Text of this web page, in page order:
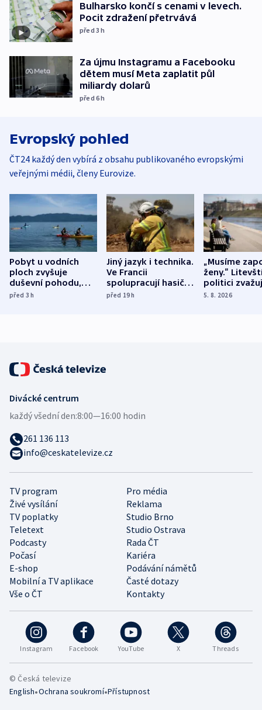
Bulharsko končí s cenami v levech.
Pocit zdražení přetrvává
před 3h
Za újmu Instagramu a Facebooku
dětem musí Meta zaplatit půl
miliardy dolarů
před 6h
Evropský pohled
ČT24 každý den vybírá z obsahu publikovaného evropskými
veřejnými médii, členy Eurovize.
Pobyt u vodních
ploch zvyšuje
duševní pohodu,
ukázala
před 3h
Jiný jazyk i technika.
Ve Francii
spolupracují hasiči z
různých zemí
před 19h
„Musíme
ženy.“
politici
dohodu o
5. 8. 2026
Instagram Facebook YouTube X Threads
TV program
Pro média
Živé vysílání
Reklama
TV poplatky
Studio Brno
Teletext
Studio Ostrava
Podcasty
Rada ČT
Počasí
Kariéra
E-shop
Podávání námětů
Mobilní a TV aplikace
Časté dotazy
Vše o ČT
Kontakty
Divácké centrum
každý všední den:8:00—16:00 hodin
261 136 113
info@ceskatelevize.cz
© Česká televize
English•Ochrana soukromí•Přístupnost